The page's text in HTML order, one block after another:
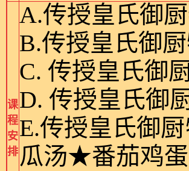
课
程
安
排
A.传授皇氏御
B.传授皇氏御
C. 传授皇氏御
D. 传授皇氏御
E.传授皇氏御
瓜汤★番茄鸡